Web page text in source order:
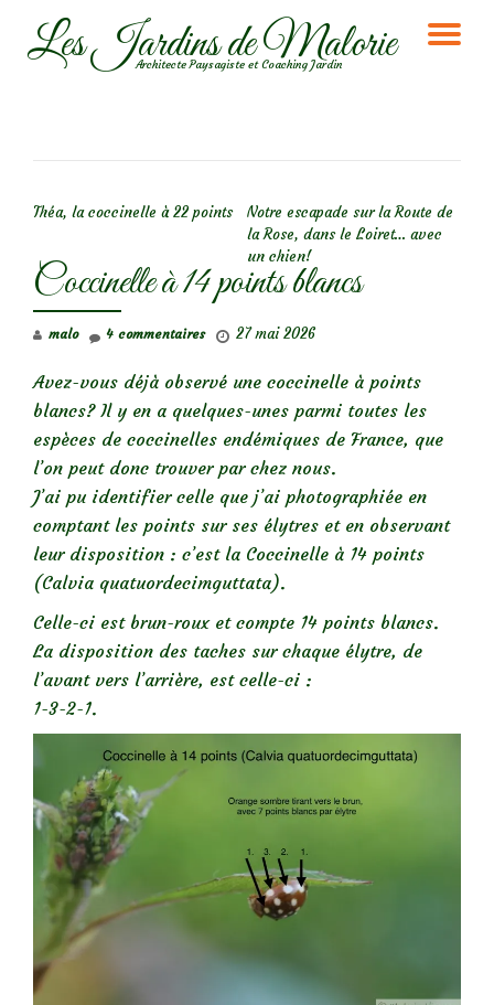
AllerLes Jardins de Malorie
Architecte Paysagiste et Coaching Jardin
Théa, la coccinelle à 22 points
Notre escapade sur la Route de
la Rose, dans le Loiret… avec
un chien!
Coccinelle à 14 points blancs
malo 27 mai 2026
4 commentaires
Avez-vous déjà observé une coccinelle à points
blancs? Il y en a quelques-unes parmi toutes les
espèces de coccinelles endémiques de France, que
l’on peut donc trouver par chez nous.
J’ai pu identifier celle que j’ai photographiée en
comptant les points sur ses élytres et en observant
leur disposition : c’est la Coccinelle à 14 points
(Calvia quatuordecimguttata).
Celle-ci est brun-roux et compte 14 points blancs.
La disposition des taches sur chaque élytre, de
l’avant vers l’arrière, est celle-ci :
1-3-2-1.